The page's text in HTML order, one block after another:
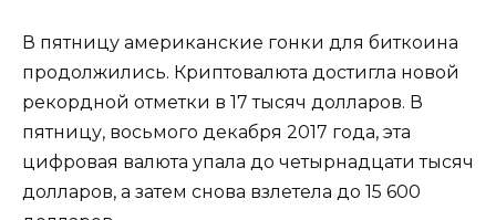
В пятницу американские гонки для биткоина
продолжились. Криптовалюта достигла новой
рекордной отметки в 17 тысяч долларов. В
пятницу, восьмого декабря 2017 года, эта
цифровая валюта упала до четырнадцати тысяч
долларов, а затем снова взлетела до 15 600